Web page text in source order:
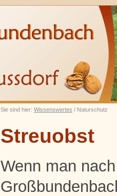
Sie sind hier: Wissenswertes / Naturschutz
Streuobst
Wenn man nach